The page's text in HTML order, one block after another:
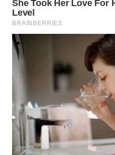
WN
MALUT
DANAU
TOBA
WN
NIAS